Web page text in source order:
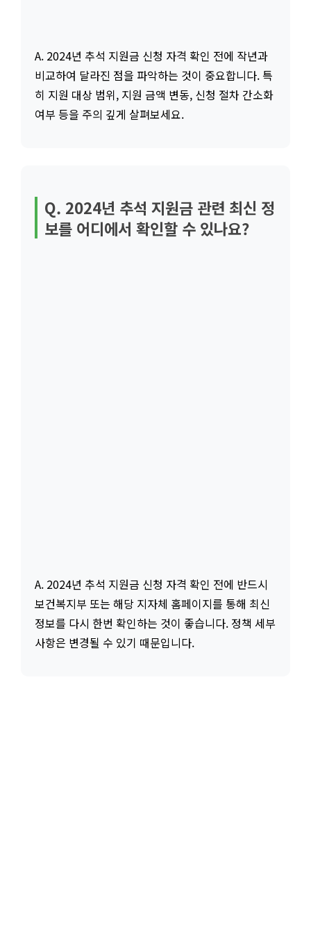
A. 2024년 추석 지원금 신청 자격 확인 전에 작년과
비교하여 달라진 점을 파악하는 것이 중요합니다. 특
히 지원 대상 범위, 지원 금액 변동, 신청 절차 간소화
여부 등을 주의 깊게 살펴보세요.
Q. 2024년 추석 지원금 관련 최신 정
보를 어디에서 확인할 수 있나요?
A. 2024년 추석 지원금 신청 자격 확인 전에 반드시
보건복지부 또는 해당 지자체 홈페이지를 통해 최신
정보를 다시 한번 확인하는 것이 좋습니다. 정책 세부
사항은 변경될 수 있기 때문입니다.